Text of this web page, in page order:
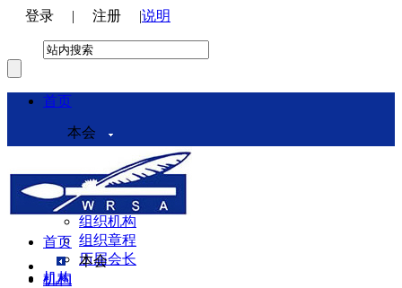
登录 | 注册 |说明
首页
本会
本会介绍
领导机构
理事会
组织机构
组织章程
历届会长
机构
首页
本会
机构